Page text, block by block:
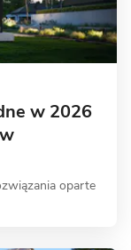
w 2026
oparte